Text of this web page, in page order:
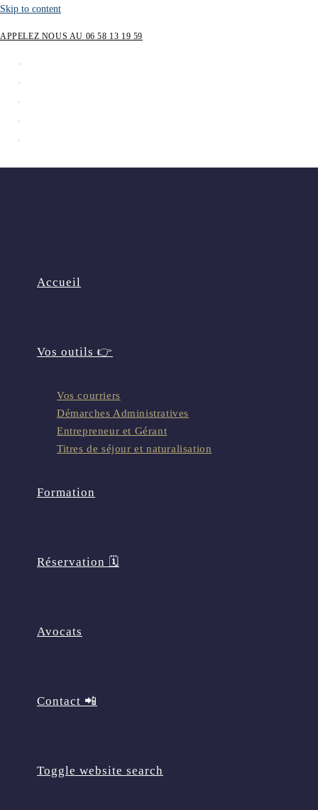
Skip to content
APPELEZ NOUS AU 06 58 13 19 59
Accueil
Vos outils 👉
Vos courriers
Démarches Administratives
Entrepreneur et Gérant
Titres de séjour et naturalisation
Formation
Réservation 🗓️
Avocats
Contact 📲
Toggle website search